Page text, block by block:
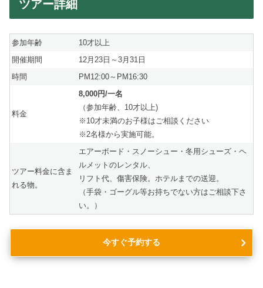
ツアー詳細
参加年齢
10才以上
開催期間
12月23日～3月31日
時間
PM12:00～PM16:30
料金
8,000円/一名
（参加年齢、10才以上)
※10才未満のお子様はご相談ください
※2名様から実施可能。
ツアー料金に含ま
れる物。
エアーボード・スノーシュー・冬用シューズ・ヘ
ルメットのレンタル、
リフト代、傷害保険。ホテルまでの送迎。
（手袋・ゴーグル等お持ちでない方はご相談下さ
い。）
今すぐ予約する